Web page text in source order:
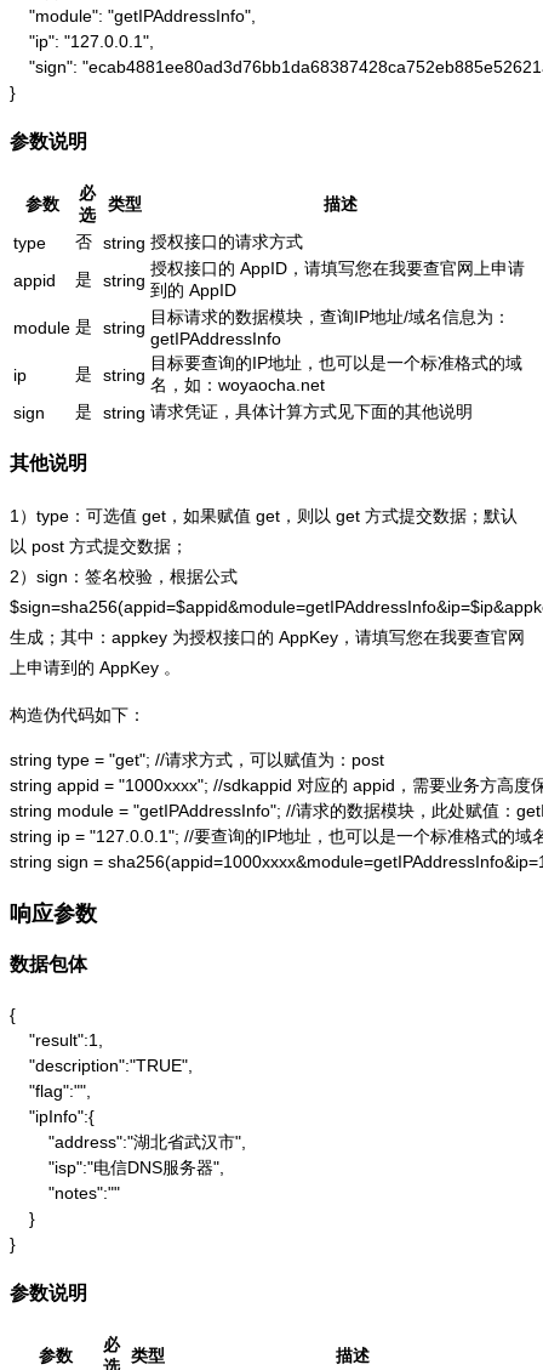
    "module": "getIPAddressInfo",
    "ip": "127.0.0.1",
"sign":
}
参数说明
参数
必
选
类型
描述
type
否 string 授权接口的请求方式
appid
是 string
授权接口的 AppID，请填写您在我要查官网上申请
到的 AppID
module 是 string
目标请求的数据模块，查询IP地址/域名信息为：
getIPAddressInfo
ip
是 string
目标要查询的IP地址，也可以是一个标准格式的域
名，如：woyaocha.net
sign
是 string 请求凭证，具体计算方式见下面的其他说明
其他说明
1）type：可选值 get，如果赋值 get，则以 get 方式提交数据；默认
以 post 方式提交数据；
2）sign：签名校验，根据公式
生成；其中：appkey 为授权接口的 AppKey，请填写您在我要查官网
上申请到的 AppKey 。
构造伪代码如下：
string type = "get"; //请求方式，可以赋值为：post
string appid = "1000xxxx"; //sdkappid 对应的 appid，需要业务方高度
string module = "getIPAddressInfo"; //请求的数据模块，此处赋值：
string ip = "127.0.0.1"; //要查询的IP地址，也可以是一个标准格式的域
string sign =
响应参数
数据包体
{
    "result":1,
    "description":"TRUE",
    "flag":"",
    "ipInfo":{
        "address":"湖北省武汉市",
        "isp":"电信DNS服务器",
        "notes":""
    }
}
参数说明
参数
必
类型 描述